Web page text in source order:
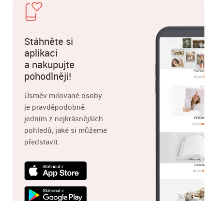
Stáhněte si
aplikaci
a nakupujte
pohodlněji!
Úsměv milované osoby
je pravděpodobně
jedním z nejkrásnějších
pohledů, jaké si můžeme
představit.